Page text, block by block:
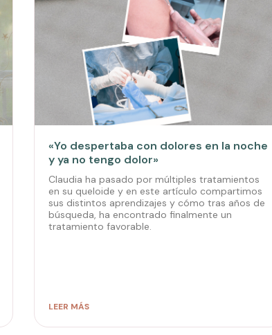
«Yo despertaba con dolores en la noche
y ya no tengo dolor»
Claudia ha pasado por múltiples tratamientos
en su queloide y en este artículo compartimos
sus distintos aprendizajes y cómo tras años de
búsqueda, ha encontrado finalmente un
tratamiento favorable.
LEER MÁS